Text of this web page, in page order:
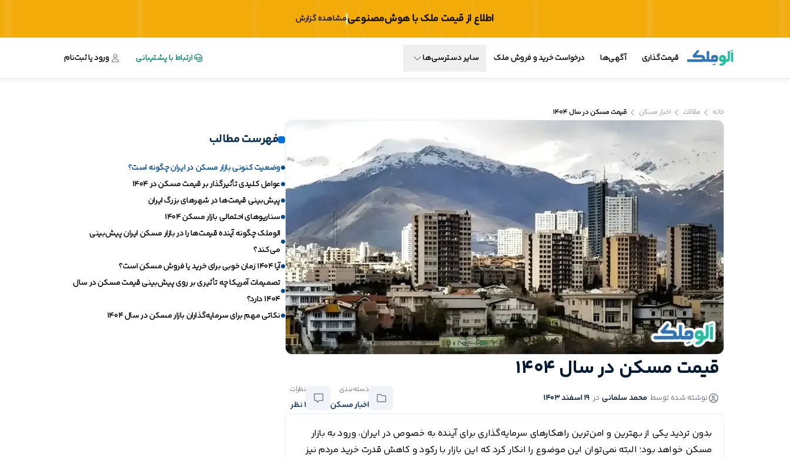
اطلاع از قیمت ملک با هوش‌مصنوعیمشاهده گزارش
قیمت‌گذاری آگهی‌ها درخواست خرید و فروش ملک سایر دسترسی‌ها ارتباط با پشتیبانی ورود یا ثبت‌نام
خانه مقالات اخبار مسکن قیمت مسکن در سال 1404
قیمت مسکن در سال 1404
نوشته شده توسط محمد سلمانی در 19 اسفند 1403
دسته‌بندی
اخبار مسکن
نظرات
1 نظر
بدون تردید یکی از بهترین و امن‌ترین راهکار‌های سرمایه‌گذاری برای آینده به خصوص در ایران، ورود به بازار
مسکن خواهد بود؛ البته نمی‌توان این موضوع را انکار کرد که این بازار با رکود و کاهش قدرت خرید مردم نیز
فهرست مطالب
وضعیت کنونی بازار مسکن در ایران چگونه است؟
عوامل کلیدی تأثیرگذار بر قیمت مسکن در ۱۴۰۴
پیش‌بینی قیمت‌ها در شهر‌های بزرگ ایران
سناریو‌های احتمالی بازار مسکن ۱۴۰۴
الوملک چگونه آینده قیمت‌ها را در بازار مسکن ایران پیش‌بینی
می‌کند؟
آیا ۱۴۰۴ زمان خوبی برای خرید یا فروش مسکن است؟
تصمیمات آمریکا چه تأثیری بر روی پیش‌بینی قیمت مسکن در سال
1404 دارد؟
نکاتی مهم برای سرمایه‌گذاران بازار مسکن در سال ۱۴۰۴